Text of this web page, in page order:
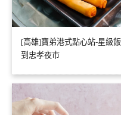
[高雄]寶弟港式點心站-星級
到忠孝夜市